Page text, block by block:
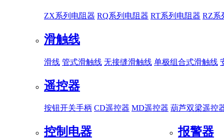
ZX系列电阻器 RQ系列电阻器 RT系列电阻器 RZ系
滑触线
滑线 管式滑触线 无接缝滑触线 单极组合式滑触线
遥控器
按钮开关手柄 CD遥控器 MD遥控器 葫芦双梁遥控
控制电器 报警器